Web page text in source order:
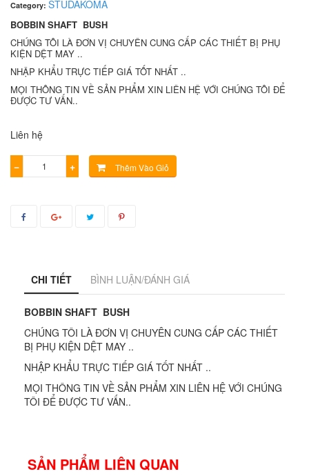
Category: STUDAKOMA
BOBBIN SHAFT BUSH
CHÚNG TÔI LÀ ĐƠN VỊ CHUYÊN CUNG CẤP CÁC THIẾT BỊ PHỤ
KIỆN DỆT MAY ..
NHẬP KHẨU TRỰC TIẾP GIÁ TỐT NHẤT ..
MỌI THÔNG TIN VỀ SẢN PHẨM XIN LIÊN HỆ VỚI CHÚNG TÔI ĐỂ
ĐƯỢC TƯ VẤN..
Liên hệ
− + Thêm Vào Giỏ
CHI TIẾT BÌNH LUẬN/ĐÁNH GIÁ
BOBBIN SHAFT BUSH
CHÚNG TÔI LÀ ĐƠN VỊ CHUYÊN CUNG CẤP CÁC THIẾT
BỊ PHỤ KIỆN DỆT MAY ..
NHẬP KHẨU TRỰC TIẾP GIÁ TỐT NHẤT ..
MỌI THÔNG TIN VỀ SẢN PHẨM XIN LIÊN HỆ VỚI CHÚNG
TÔI ĐỂ ĐƯỢC TƯ VẤN..
SẢN PHẨM LIÊN QUAN